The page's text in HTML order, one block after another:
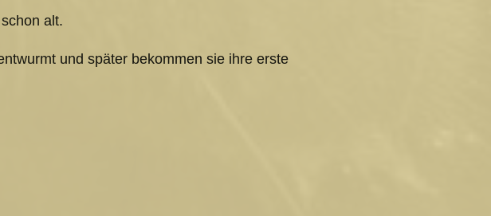
alt.
und später bekommen sie ihre erste